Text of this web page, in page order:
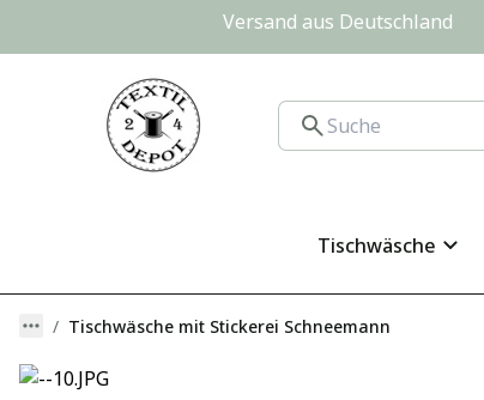
Versand aus Deutschland
Tischwäsche
Tischwäsche mit Stickerei Schneemann